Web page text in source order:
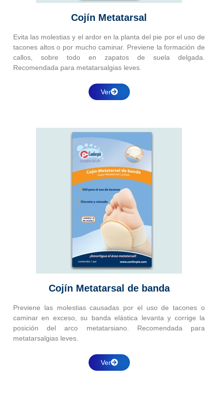
Cojín Metatarsal
Evita las molestias y el ardor en la planta del pie por el uso de
tacones altos o por mucho caminar. Previene la formación de
callos, sobre todo en zapatos de suela delgada.
Recomendada para metatarsalgias leves.
Ver
Cojín Metatarsal de banda
Previene las molestias causadas por el uso de tacones o
caminar en exceso, su banda elástica levanta y corrige la
posición del arco metatarsiano. Recomendada para
metatarsalgias leves.
Ver